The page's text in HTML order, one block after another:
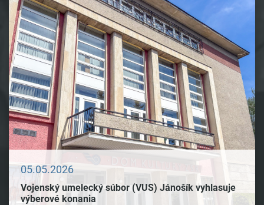
05.05.2026
Vojenský umelecký súbor (VUS) Jánošík vyhlasuje
výberové konania